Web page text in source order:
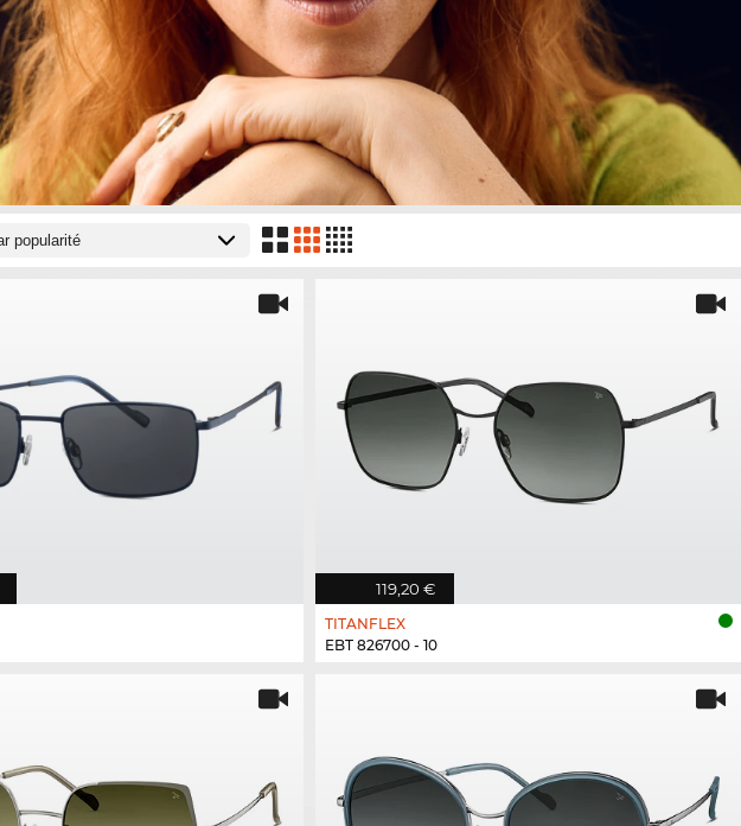
119,20 €
TITANFLEX
EBT 826700 - 10